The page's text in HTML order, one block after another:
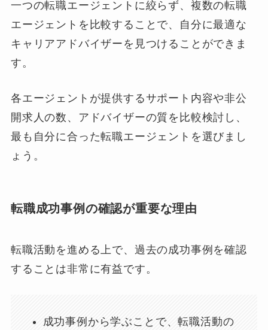
一つの転職エージェントに絞らず、複数の転職
エージェントを比較することで、自分に最適な
キャリアアドバイザーを見つけることができま
す。
各エージェントが提供するサポート内容や非公
開求人の数、アドバイザーの質を比較検討し、
最も自分に合った転職エージェントを選びまし
ょう。
転職成功事例の確認が重要な理由
転職活動を進める上で、過去の成功事例を確認
することは非常に有益です。
成功事例から学ぶことで、転職活動の